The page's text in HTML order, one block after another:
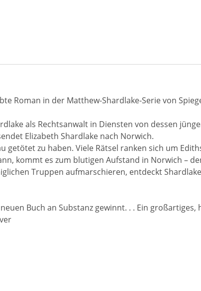
Roman in der Matthew-Shardlake-Serie von
als Rechtsanwalt in Diensten von dessen
Elizabeth Shardlake nach Norwich.
getötet zu haben. Viele Rätsel ranken sich um
kommt es zum blutigen Aufstand in Norwich –
Truppen aufmarschieren, entdeckt
Buch an Substanz gewinnt. . . Ein